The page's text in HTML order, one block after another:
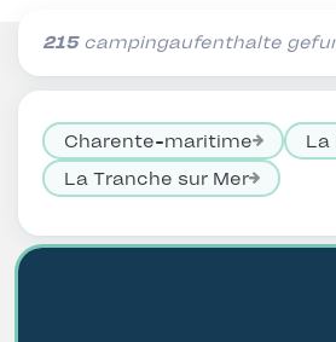
215campingaufenthalte
Charente-maritime
La
La Tranche sur Mer